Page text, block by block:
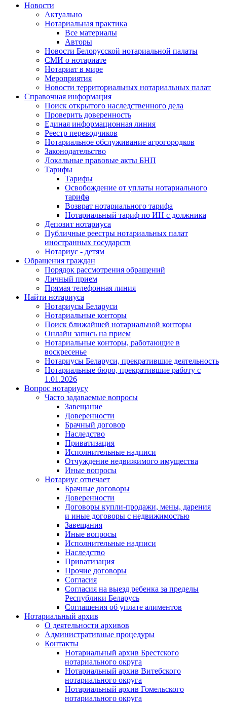
Новости
Актуально
Нотариальная практика
Все материалы
Авторы
Новости Белорусской нотариальной палаты
СМИ о нотариате
Нотариат в мире
Мероприятия
Новости территориальных нотариальных палат
Справочная информация
Поиск открытого наследственного дела
Проверить доверенность
Единая информационная линия
Реестр переводчиков
Нотариальное обслуживание агрогородков
Законодательство
Локальные правовые акты БНП
Тарифы
Тарифы
Освобождение от уплаты нотариального
тарифа
Возврат нотариального тарифа
Нотариальный тариф по ИН с должника
Депозит нотариуса
Публичные реестры нотариальных палат
иностранных государств
Нотариус - детям
Обращения граждан
Порядок рассмотрения обращений
Личный прием
Прямая телефонная линия
Найти нотариуса
Нотариусы Беларуси
Нотариальные конторы
Поиск ближайшей нотариальной конторы
Онлайн запись на прием
Нотариальные конторы, работающие в
воскресенье
Нотариусы Беларуси, прекратившие деятельность
Нотариальные бюро, прекратившие работу с
1.01.2026
Вопрос нотариусу
Часто задаваемые вопросы
Завещание
Доверенности
Брачный договор
Наследство
Приватизация
Исполнительные надписи
Отчуждение недвижимого имущества
Иные вопросы
Нотариус отвечает
Брачные договоры
Доверенности
Договоры купли-продажи, мены, дарения
и иные договоры с недвижимостью
Завещания
Иные вопросы
Исполнительные надписи
Наследство
Приватизация
Прочие договоры
Согласия
Согласия на выезд ребенка за пределы
Республики Беларусь
Соглашения об уплате алиментов
Нотариальный архив
О деятельности архивов
Административные процедуры
Контакты
Нотариальный архив Брестского
нотариального округа
Нотариальный архив Витебского
нотариального округа
Нотариальный архив Гомельского
нотариального округа